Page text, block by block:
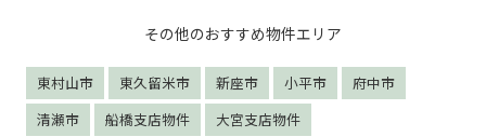
その他のおすすめ物件エリア
東村山市 東久留米市 新座市 小平市
府中市
清瀬市
船橋支店物件 大宮支店物件